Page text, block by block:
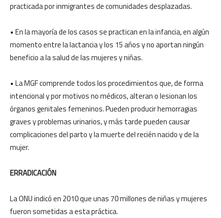
practicada por inmigrantes de comunidades desplazadas.
• En la mayoría de los casos se practican en la infancia, en algún
momento entre la lactancia y los 15 años y no aportan ningún
beneficio a la salud de las mujeres y niñas.
• La MGF comprende todos los procedimientos que, de forma
intencional y por motivos no médicos, alteran o lesionan los
órganos genitales femeninos. Pueden producir hemorragias
graves y problemas urinarios, y más tarde pueden causar
complicaciones del parto y la muerte del recién nacido y de la
mujer.
ERRADICACIÓN
La ONU indicó en 2010 que unas 70 millones de niñas y mujeres
fueron sometidas a esta práctica.